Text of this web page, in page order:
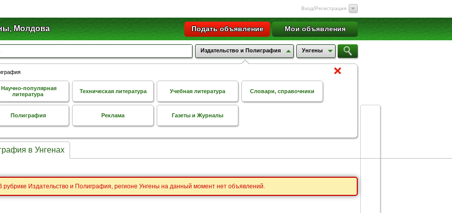
Вход/Регистрация
Молдова Мои объявления
Подать объявление
Издательство и Полиграфия Унгены
Научно-популярная
литература
Техническая литература Учебная литература Словари, справочники
Полиграфия Реклама Газеты и Журналы
в Унгенах
Издательство и Полиграфия, регионе Унгены на данный момент нет объявлений.